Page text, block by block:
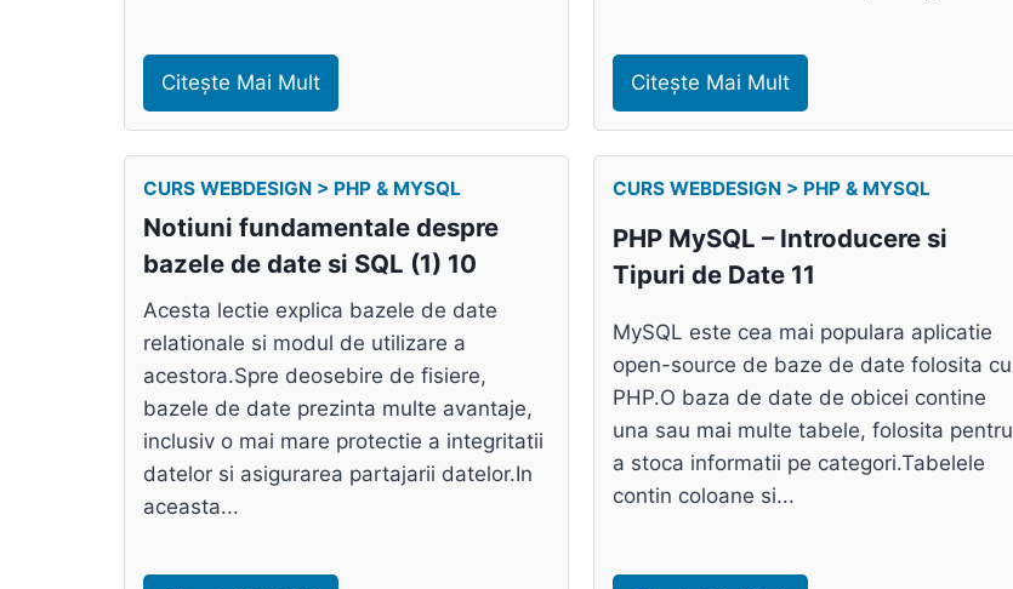
Citește Mai Mult Citește Mai Mult
CURS WEBDESIGN > PHP & MYSQL
Notiuni fundamentale despre
bazele de date si SQL (1) 10
Acesta lectie explica bazele de date
relationale si modul de utilizare a
acestora.Spre deosebire de fisiere,
bazele de date prezinta multe avantaje,
inclusiv o mai mare protectie a integritatii
datelor si asigurarea partajarii datelor.In
aceasta...
CURS WEBDESIGN > PHP & MYSQL
PHP MySQL – Introducere si
Tipuri de Date 11
MySQL este cea mai populara aplicatie
open-source de baze de date folosita cu
PHP.O baza de date de obicei contine
una sau mai multe tabele, folosita pentru
a stoca informatii pe categori.Tabelele
contin coloane si...